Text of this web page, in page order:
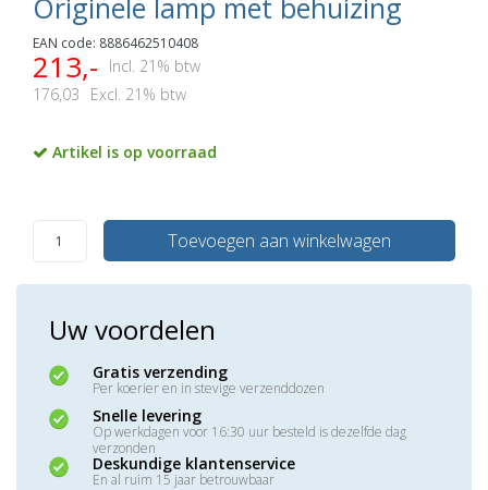
EAN code: 8886462510408
213,-
Incl. 21% btw
176,03
Excl. 21% btw
Artikel is op voorraad
Toevoegen aan winkelwagen
Uw voordelen
Gratis verzending
Per koerier en in stevige verzenddozen
Snelle levering
Op werkdagen voor 16:30 uur besteld is dezelfde dag
verzonden
Deskundige klantenservice
En al ruim 15 jaar betrouwbaar